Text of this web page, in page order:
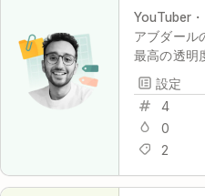
YouTuber
アブダール
最高の透明
設定
4
0
2